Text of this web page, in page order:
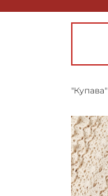
"Купава"